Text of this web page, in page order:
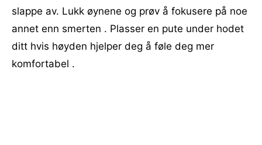
slappe av. Lukk øynene og prøv å fokusere på noe
annet enn smerten . Plasser en pute under hodet
ditt hvis høyden hjelper deg å føle deg mer
komfortabel .